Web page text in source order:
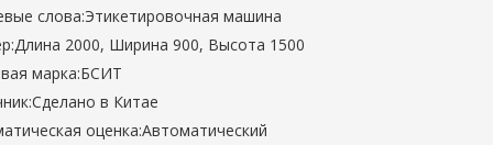
слова:Этикетировочная машина
Длина 2000, Ширина 900, Высота 1500
марка:БСИТ
Сделано в Китае
оценка:Автоматический